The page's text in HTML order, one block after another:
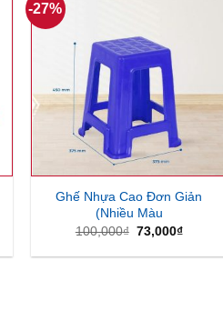
-27%
Ghế Nhựa Cao Đơn Giản
(Nhiều Màu
100,000₫ Giá
là:
73,000₫Giá
tại